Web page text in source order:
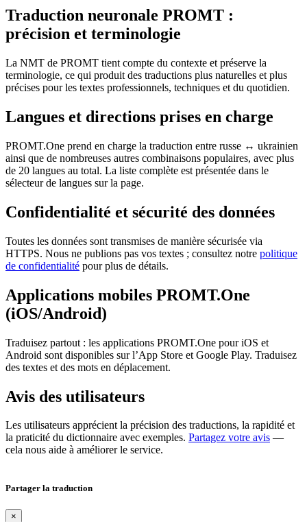
Traduction neuronale PROMT :
précision et terminologie
La NMT de PROMT tient compte du contexte et préserve la
terminologie, ce qui produit des traductions plus naturelles et plus
précises pour les textes professionnels, techniques et du quotidien.
Langues et directions prises en charge
PROMT.One prend en charge la traduction entre russe ↔ ukrainien
ainsi que de nombreuses autres combinaisons populaires, avec plus
de 20 langues au total. La liste complète est présentée dans le
sélecteur de langues sur la page.
Confidentialité et sécurité des données
Toutes les données sont transmises de manière sécurisée via
HTTPS. Nous ne publions pas vos textes ; consultez notre politique
de confidentialité pour plus de détails.
Applications mobiles PROMT.One
(iOS/Android)
Traduisez partout : les applications PROMT.One pour iOS et
Android sont disponibles sur l’App Store et Google Play. Traduisez
des textes et des mots en déplacement.
Avis des utilisateurs
Les utilisateurs apprécient la précision des traductions, la rapidité et
la praticité du dictionnaire avec exemples. Partagez votre avis —
cela nous aide à améliorer le service.
Partager la traduction
×